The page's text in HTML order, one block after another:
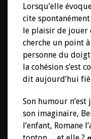
Lorsqu’elle
cite
le plaisir de jouer
cherche un point
personne du
la cohésion s’est
dit aujourd’hui
Son humour
son imaginaire,
l’enfant, Romane